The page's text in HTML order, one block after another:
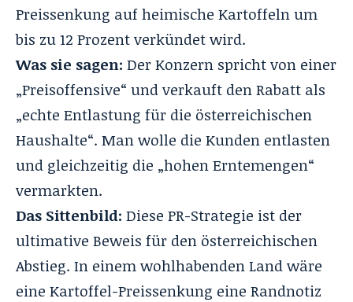
Preissenkung auf heimische Kartoffeln um
bis zu 12 Prozent verkündet wird.
Was sie sagen: Der Konzern spricht von einer
„Preisoffensive“ und verkauft den Rabatt als
„echte Entlastung für die österreichischen
Haushalte“. Man wolle die Kunden entlasten
und gleichzeitig die „hohen Erntemengen“
vermarkten.
Das Sittenbild: Diese PR-Strategie ist der
ultimative Beweis für den österreichischen
Abstieg. In einem wohlhabenden Land wäre
eine Kartoffel-Preissenkung eine Randnotiz